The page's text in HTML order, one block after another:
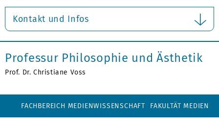
Kontakt und Infos
Professur Philosophie und Ästhetik
Prof. Dr. Christiane Voss
FACHBEREICH MEDIENWISSENSCHAFT FAKULTÄT MEDIEN